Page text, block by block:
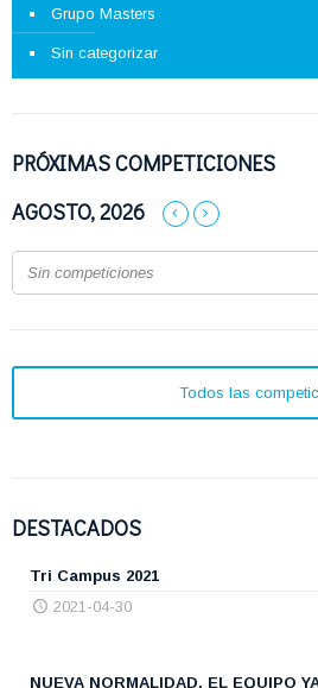
Grupo Masters
Sin categorizar
PRÓXIMAS COMPETICIONES
AGOSTO, 2026
Sin competiciones
Todos las
DESTACADOS
Tri Campus 2021
2021-04-30
NUEVA NORMALIDAD, EL EQUIPO